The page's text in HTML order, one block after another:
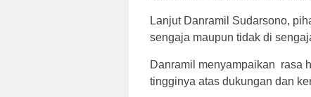
Lanjut Danramil Sudarsono,
sengaja maupun tidak di
Danramil menyampaikan rasa
tingginya atas dukungan dan